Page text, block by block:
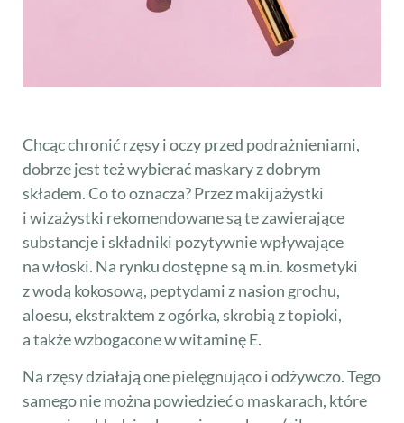
Chcąc chronić rzęsy i oczy przed podrażnieniami,
dobrze jest też wybierać maskary z dobrym
składem. Co to oznacza? Przez makijażystki
i wizażystki rekomendowane są te zawierające
substancje i składniki pozytywnie wpływające
na włoski. Na rynku dostępne są m.in. kosmetyki
z wodą kokosową, peptydami z nasion grochu,
aloesu, ekstraktem z ogórka, skrobią z topioki,
a także wzbogacone w witaminę E.
Na rzęsy działają one pielęgnująco i odżywczo. Tego
samego nie można powiedzieć o maskarach, które